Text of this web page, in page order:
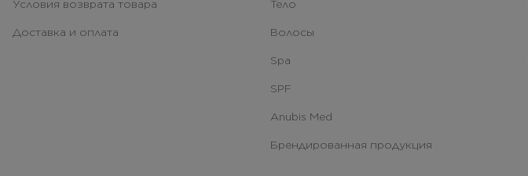
Условия возврата товара
Доставка и оплата
Тело
Волосы
Spa
SPF
Anubis Med
Брендированная продукция